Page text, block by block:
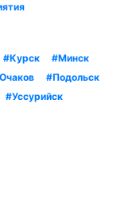
#Курск
#Минск
#Подольск
#Уссурийск